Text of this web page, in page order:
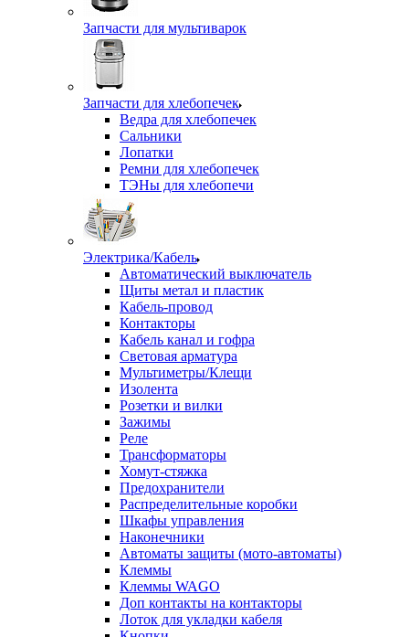
Запчасти для мультиварок
Запчасти для хлебопечек
Ведра для хлебопечек
Сальники
Лопатки
Ремни для хлебопечек
ТЭНы для хлебопечи
Электрика/Кабель
Автоматический выключатель
Щиты метал и пластик
Кабель-провод
Контакторы
Кабель канал и гофра
Световая арматура
Мультиметры/Клещи
Изолента
Розетки и вилки
Зажимы
Реле
Трансформаторы
Хомут-стяжка
Предохранители
Распределительные коробки
Шкафы управления
Наконечники
Автоматы защиты (мото-автоматы)
Клеммы
Клеммы WAGO
Доп контакты на контакторы
Лоток для укладки кабеля